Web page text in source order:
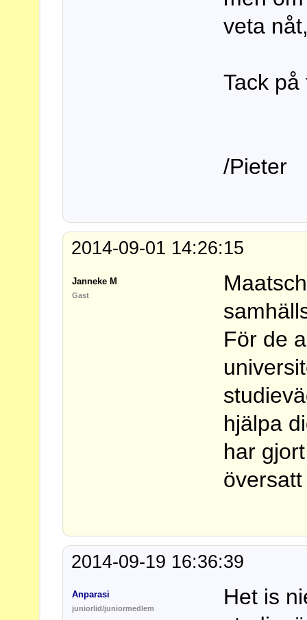
veta
Tack
/Pieter
2014-09-01 14:26:15
Janneke M
Gast
För de
hjälpa
har
2014-09-19 16:36:39
Anparasi
juniorlid/juniormedlem
Het is